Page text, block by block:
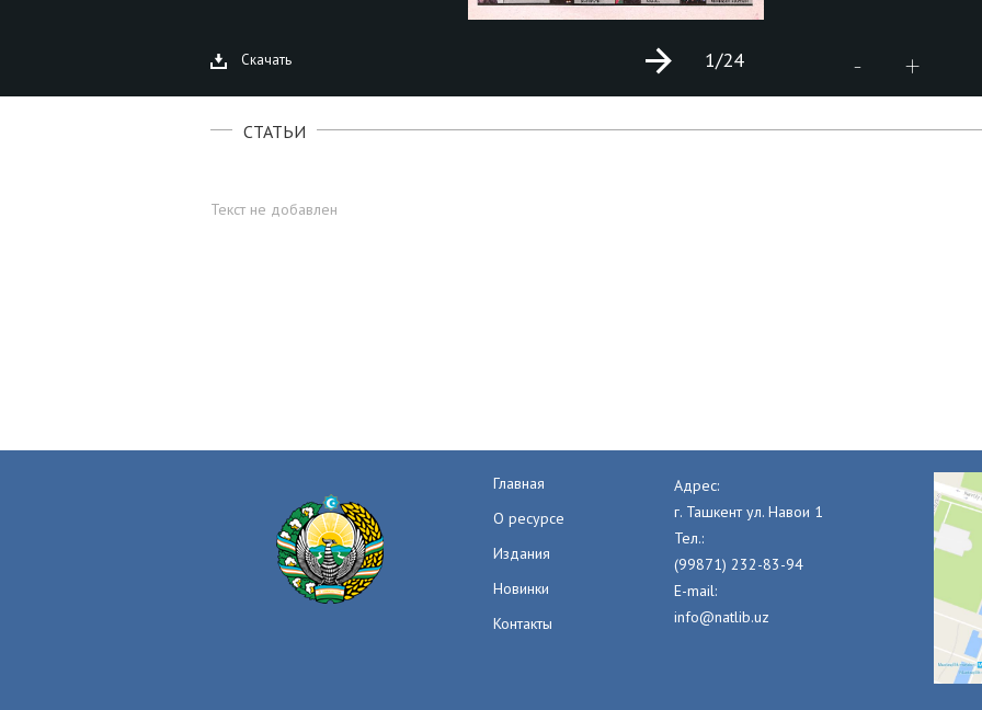
Скачать - +
1/24
СТАТЬИ
Текст не добавлен
Главная
О ресурсе
Издания
Новинки
Контакты
Адрес:
г. Ташкент ул. Навои 1
Тел.:
(99871) 232-83-94
E-mail:
info@natlib.uz